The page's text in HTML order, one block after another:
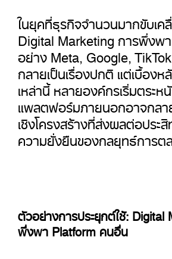
ในยุคที่ธุรกิจจำนวนมากขับเ
Digital Marketing การพึ่ง
อย่าง Meta, Google,
กลายเป็นเรื่องปกติ แต่เบื้อง
เหล่านี้ หลายองค์กรเริ่มตระ
แพลตฟอร์มภายนอกอาจกลา
เชิงโครงสร้างที่ส่งผลต่อประ
ความยั่งยืนของกลยุทธ์การต
ตัวอย่างการประยุกต์ใช้:
พึ่งพา Platform คนอื่น